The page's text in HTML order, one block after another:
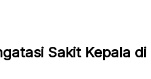
Sakit Kepala